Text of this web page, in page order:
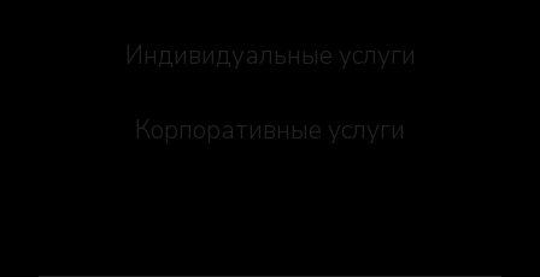
Индивидуальные услуги
Корпоративные услуги